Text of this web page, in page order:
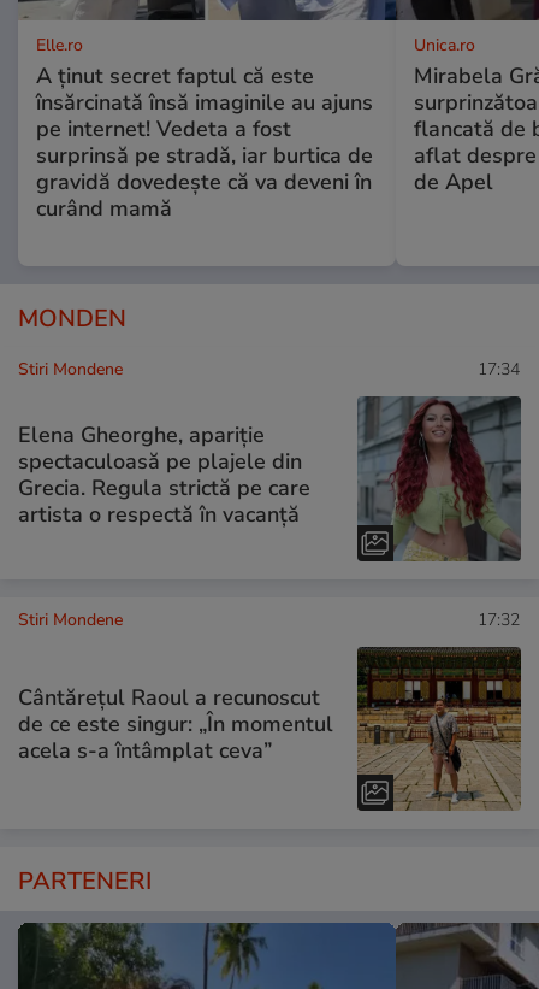
Elle.ro
A ținut secret faptul că este
însărcinată însă imaginile au ajuns
pe internet! Vedeta a fost
surprinsă pe stradă, iar burtica de
gravidă dovedește că va deveni în
curând mamă
Unica.ro
Mirabela
flancată de
aflat
de Apel
MONDEN
Stiri Mondene 17:34
Elena Gheorghe, apariție
spectaculoasă pe plajele din
Grecia. Regula strictă pe care
artista o respectă în vacanță
Stiri Mondene 17:32
Cântărețul Raoul a recunoscut
de ce este singur: „În momentul
acela s-a întâmplat ceva”
PARTENERI